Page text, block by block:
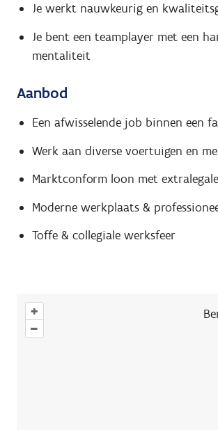
Je werkt nauwkeurig en
Je bent een teamplayer met een
mentaliteit
Aanbod
Een afwisselende job binnen een
Werk aan diverse voertuigen en
Marktconform loon met
Moderne werkplaats &
Toffe & collegiale werksfeer
+
–